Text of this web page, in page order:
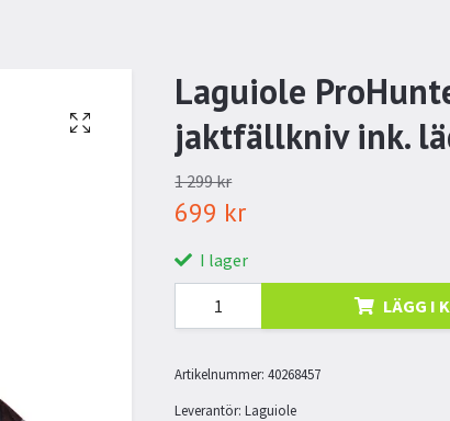
Laguiole
jaktfällkniv ink.
1 299 kr
699 kr
I lager
LÄGG I
Artikelnummer: 40268457
Leverantör: Laguiole